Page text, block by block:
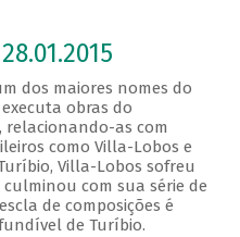
dos maiores nomes do
obras do
relacionando-as com
como Villa-Lobos e
Villa-Lobos sofreu
com sua série de
de composições é
de Turíbio.